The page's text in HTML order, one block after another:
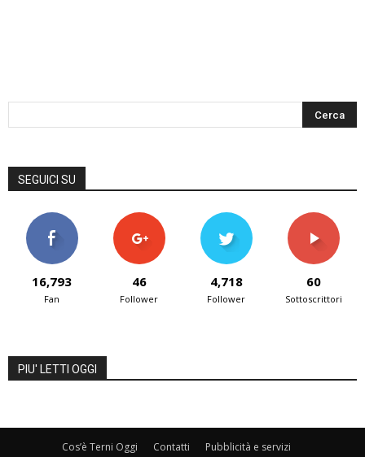
SEGUICI SU
16,793
Fan
46
Follower
4,718
Follower
60
Sottoscrittori
PIU' LETTI OGGI
Cos’è Terni Oggi Contatti Pubblicità e servizi